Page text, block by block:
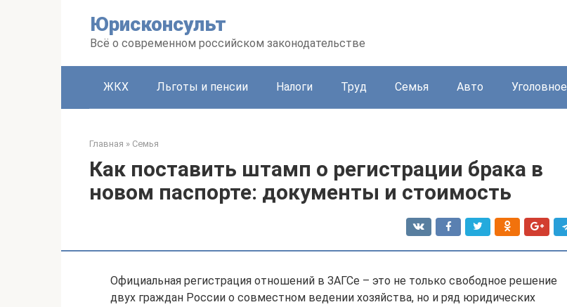
Юрисконсульт
Всё о современном российском законодательстве
ЖКХ Льготы и пенсии Налоги Труд Семья Авто Уголовное
Главная » Семья
Как поставить штамп о регистрации брака в
новом паспорте: документы и стоимость
Официальная регистрация отношений в ЗАГСе – это не только свободное решение
двух граждан России о совместном ведении хозяйства, но и ряд юридических